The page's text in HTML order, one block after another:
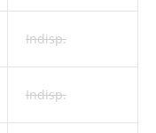
Indisp.
Indisp.